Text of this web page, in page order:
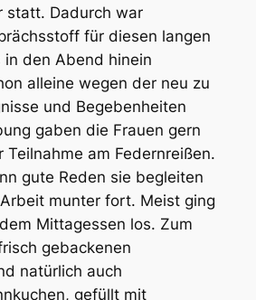
statt. Dadurch war
für diesen langen
den Abend hinein
alleine wegen der neu zu
und Begebenheiten
gaben die Frauen gern
Teilnahme am Federnreißen.
gute Reden sie begleiten
munter fort. Meist ging
Mittagessen los. Zum
gebackenen
natürlich auch
gefüllt mit